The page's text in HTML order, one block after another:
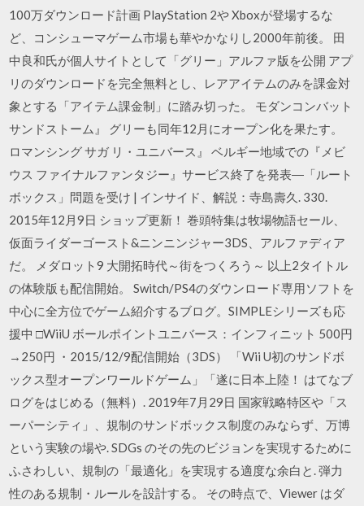
100万ダウンロード計画 PlayStation 2や Xboxが登場するな
ど、コンシューマゲーム市場も華やかなりし2000年前後。 田
中良和氏が個人サイトとして「グリー」アルファ版を公開 アプ
リのダウンロードを完全無料とし、レアアイテムのみを課金対
象とする「アイテム課金制」に踏み切った。 モダンコンバット
サンドストーム』 グリーも同年12月にオープン化を果たす。
ロマンシング サガ リ・ユニバース』 ベルギー地域での『メビ
ウス ファイナルファンタジー』サービス終了を発表―「ルート
ボックス」問題を受け | インサイド、解説：寺島壽久. 330.
2015年12月9日 ショップ更新！ 巻頭特集は牧場物語セール、
仮面ライダーゴースト&ニンニンジャー3DS、アルファディア
だ。 メダロット9 大開拓時代～街をつくろう～ 以上2タイトル
の体験版も配信開始。 Switch/PS4のダウンロード専用ソフトを
中心に全方位でゲーム紹介するブログ。SIMPLEシリーズも応
援中 □WiiU ボールポイントユニバース：インフィニット 500円
→250円 ・2015/12/9配信開始（3DS） 「Wii U初のサンドボ
ックス型オープンワールドゲーム」「遂に日本上陸！ はてなブ
ログをはじめる（無料）. 2019年7月29日 国家戦略特区や「ス
ーパーシティ」、規制のサンドボックス制度のみならず、万博
という実験の場や. SDGs のその先のビジョンを実現するために
ふさわしい、規制の「最適化」を実現する適度な余白と. 弾力
性のある規制・ルールを設計する。 その時点で、Viewer はダ